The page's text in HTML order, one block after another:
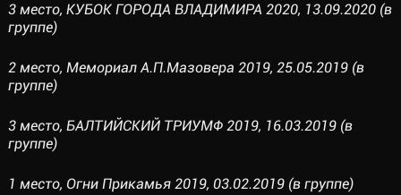
3 место, КУБОК ГОРОДА ВЛАДИМИРА 2020, 13.09.2020 (в
группе)
2 место, Мемориал А.П.Мазовера 2019, 25.05.2019 (в
группе)
3 место, БАЛТИЙСКИЙ ТРИУМФ 2019, 16.03.2019 (в
группе)
1 место, Огни Прикамья 2019, 03.02.2019 (в группе)